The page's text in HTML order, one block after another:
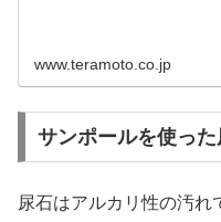
www.teramoto.co.jp
サンポールを使っ
尿石はアルカリ性の汚れ